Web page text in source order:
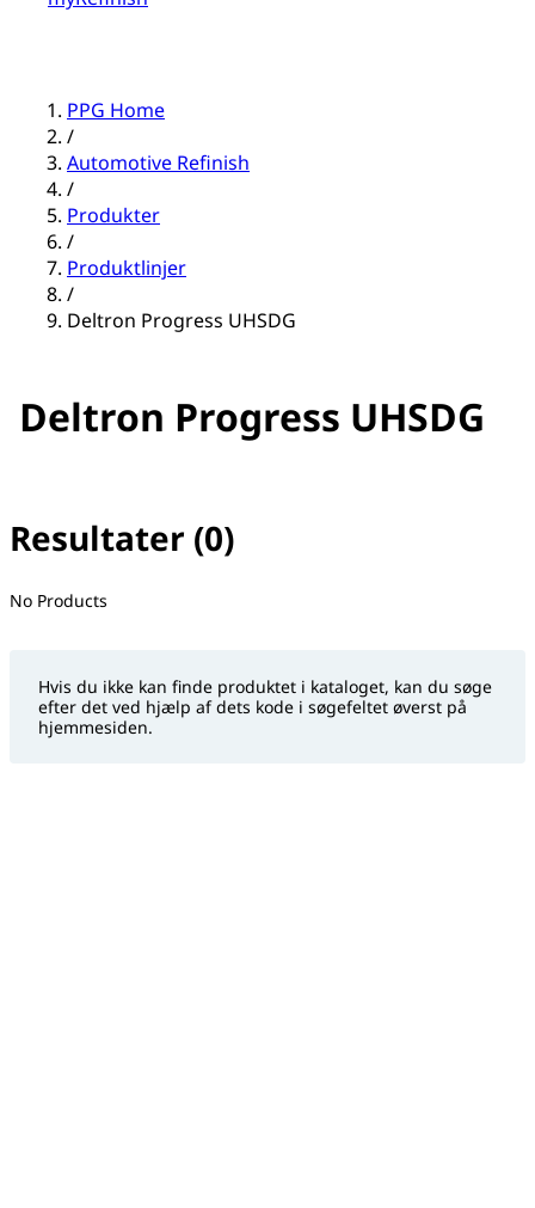
PPG Home
/
Automotive Refinish
/
Produkter
/
Produktlinjer
/
Deltron Progress UHSDG
Deltron Progress UHSDG
Resultater (0)
No filter(s) selected
No Products
Hvis du ikke kan finde produktet i kataloget, kan du søge
efter det ved hjælp af dets kode i søgefeltet øverst på
hjemmesiden.